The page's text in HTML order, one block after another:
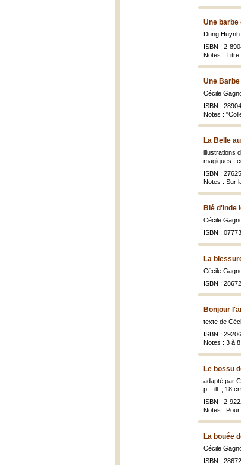
Une barbe
Dung Huynh
ISBN : 2-
Notes : Titre
Une
Cécile
ISBN :
Notes :
La Belle
illustrations
magiques :
ISBN :
Notes : Sur
Blé d'inde
Cécile
ISBN :
La
Cécile
ISBN :
Bonjour
texte de
ISBN :
Notes : 3 à
Le bossu
adapté par
p. : ill. ; 18
ISBN : 2-
Notes :
La bouée
Cécile
ISBN :